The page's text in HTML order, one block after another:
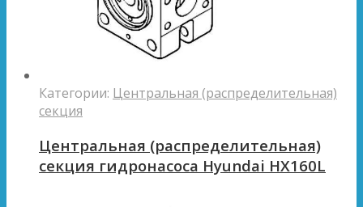
Категории: Центральная (распределительная)
секция
Центральная (распределительная)
секция гидронасоса Hyundai HX160L